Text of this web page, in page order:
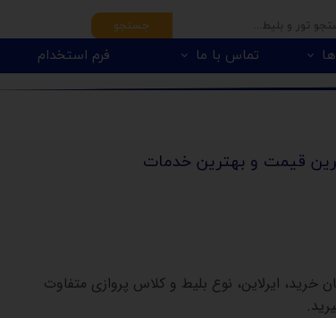
تماس با ما فرم استخدام
جستجو
قیمت و بهترین خدمات
خرید، ایرلاین، نوع بلیط و کلاس پروازی متفاوت
.